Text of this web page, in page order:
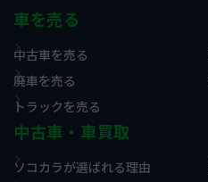
車を売る
中古車を売る
廃車を売る
トラックを売る
中古車・車買取
ソコカラが選ばれる理由